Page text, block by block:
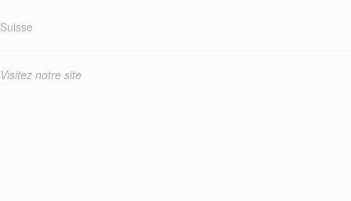
Suisse
Visitez notre site